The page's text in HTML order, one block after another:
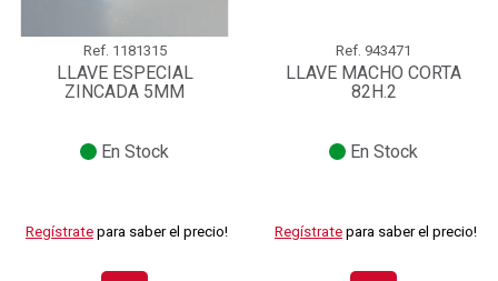
Ref. 1181315
LLAVE ESPECIAL
ZINCADA 5MM
En Stock
Regístrate para saber el precio!
Ref. 943471
LLAVE MACHO CORTA
82H.2
En Stock
Regístrate para saber el precio!